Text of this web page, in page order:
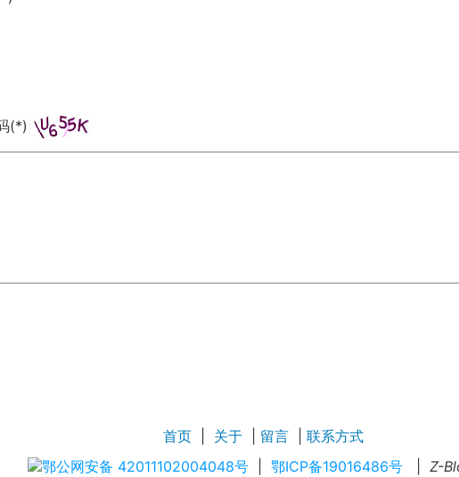
(*)
首页 关于 留言
联系方式
鄂公网安备 42011102004048号
鄂ICP备19016486号 Z-